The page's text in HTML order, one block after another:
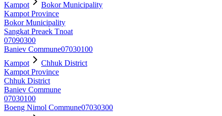
Kampot
Bokor Municipality
Kampot Province
Bokor Municipality
Sangkat Preaek Tnoat
07090300
Baniev Commune07030100
Kampot
Chhuk District
Kampot Province
Chhuk District
Baniev Commune
07030100
Boeng Nimol Commune07030300